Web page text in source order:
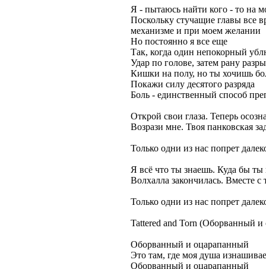
Я - пытаюсь найти кого - то на
Поскольку стучащие главы все
механизме и при моем желании
Но постоянно я все еще
Так, когда один непокорный
Удар по голове, затем рану
Кишки на полу, но ты хочишь
Покажи силу десятого разряда
Боль - единственный способ
Открой свои глаза. Теперь
Возрази мне. Твоя панковская
Только одни из нас попрет
Я всё что ты знаешь. Куда бы
Волхалла закончилась. Вместе
Только одни из нас попрет
Tattered and Torn (Оборванный
Оборванный и оцарапанный
Это там, где моя душа
Оборванный и оцарапанный